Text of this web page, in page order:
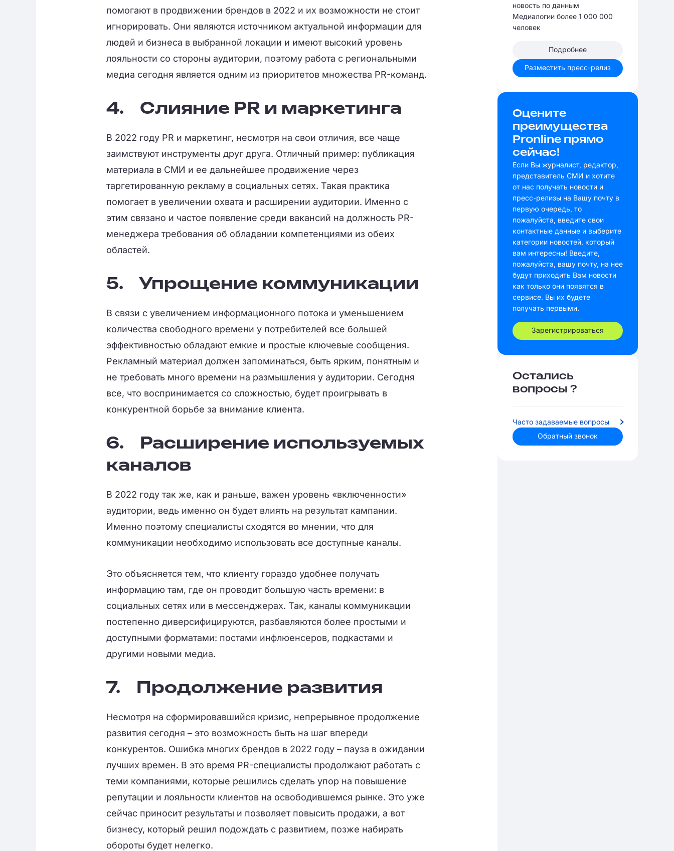
помогают в продвижении брендов в 2022 и их возможности не стоит
игнорировать. Они являются источником актуальной информации для
людей и бизнеса в выбранной локации и имеют высокий уровень
лояльности со стороны аудитории, поэтому работа с региональными
медиа сегодня является одним из приоритетов множества PR-команд.
4. Слияние PR и маркетинга
В 2022 году PR и маркетинг, несмотря на свои отличия, все чаще
заимствуют инструменты друг друга. Отличный пример: публикация
материала в СМИ и ее дальнейшее продвижение через
таргетированную рекламу в социальных сетях. Такая практика
помогает в увеличении охвата и расширении аудитории. Именно с
этим связано и частое появление среди вакансий на должность PR-
менеджера требования об обладании компетенциями из обеих
областей.
5. Упрощение коммуникации
В связи с увеличением информационного потока и уменьшением
количества свободного времени у потребителей все большей
эффективностью обладают емкие и простые ключевые сообщения.
Рекламный материал должен запоминаться, быть ярким, понятным и
не требовать много времени на размышления у аудитории. Сегодня
все, что воспринимается со сложностью, будет проигрывать в
конкурентной борьбе за внимание клиента.
6.
Расширение используемых
каналов
В 2022 году так же, как и раньше, важен уровень «включенности»
аудитории, ведь именно он будет влиять на результат кампании.
Именно поэтому специалисты сходятся во мнении, что для
коммуникации необходимо использовать все доступные каналы.
Это объясняется тем, что клиенту гораздо удобнее получать
информацию там, где он проводит большую часть времени: в
социальных сетях или в мессенджерах. Так, каналы коммуникации
постепенно диверсифицируются, разбавляются более простыми и
доступными форматами: постами инфлюенсеров, подкастами и
другими новыми медиа.
7. Продолжение развития
Несмотря на сформировавшийся кризис, непрерывное продолжение
развития сегодня – это возможность быть на шаг впереди
конкурентов. Ошибка многих брендов в 2022 году – пауза в ожидании
лучших времен. В это время PR-специалисты продолжают работать с
теми компаниями, которые решились сделать упор на повышение
репутации и лояльности клиентов на освободившемся рынке. Это уже
сейчас приносит результаты и позволяет повысить продажи, а вот
бизнесу, который решил подождать с развитием, позже набирать
обороты будет нелегко.
новость по данным
Медиалогии более 1 000 000
человек
Подробнее
Разместить пресс-релиз
Оцените
преимущества
Pronline прямо
сейчас!
Если Вы журналист, редактор,
представитель СМИ и хотите
от нас получать новости и
пресс-релизы на Вашу почту в
первую очередь, то
пожалуйста, введите свои
контактные данные и выберите
категории новостей, который
вам интересны! Введите,
пожалуйста, вашу почту, на нее
будут приходить Вам новости
как только они появятся в
сервисе. Вы их будете
получать первыми.
Зарегистрироваться
Остались
вопросы ?
Часто задаваемые вопросы
Обратный звонок